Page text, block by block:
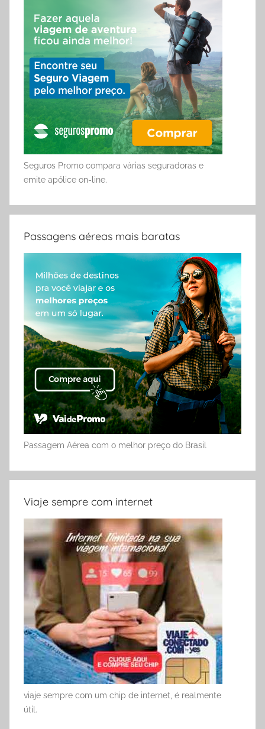
Seguros Promo compara várias seguradoras e
emite apólice on-line.
Passagens aéreas mais baratas
Passagem Aérea com o melhor preço do Brasil
Viaje sempre com internet
viaje sempre com um chip de internet, é realmente
útil.